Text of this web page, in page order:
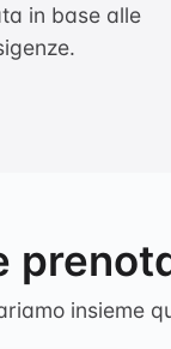
in base alle
insieme